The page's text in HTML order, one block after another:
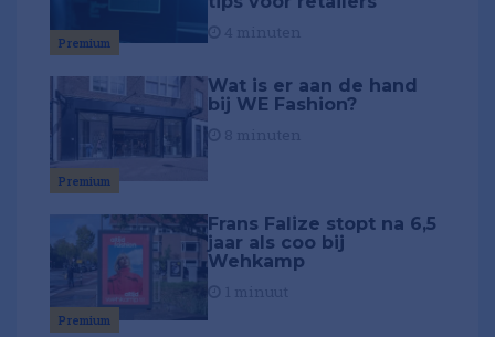
Premium
Premium
Wat is er aan de hand
bij WE Fashion?
Premium
Frans Falize stopt na 6,5
jaar als coo bij
Wehkamp